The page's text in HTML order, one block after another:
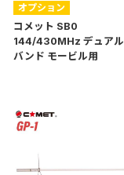
オプション
コメット SB0
144/430MHz デュアル
バンド モービル用